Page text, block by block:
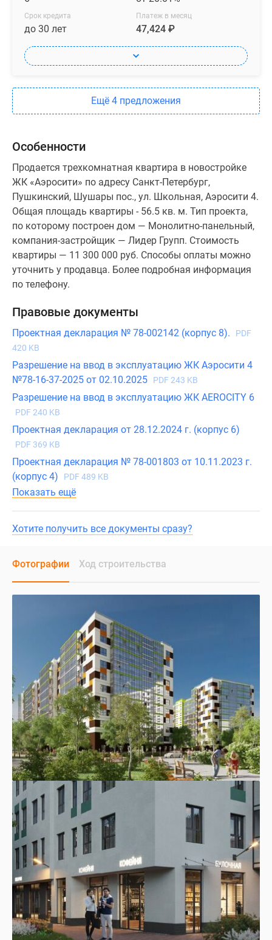
Срок кредита
до 30 лет
Платеж в месяц
47,424 ₽
Ещё 4 предложения
Особенности
Продается трехкомнатная квартира в новостройке
ЖК «Аэросити» по адресу Санкт-Петербург,
Пушкинский, Шушары пос., ул. Школьная, Аэросити 4.
Общая площадь квартиры - 56.5 кв. м. Тип проекта,
по которому построен дом — Монолитно-панельный,
компания-застройщик — Лидер Групп. Стоимость
квартиры — 11 300 000 руб. Способы оплаты можно
уточнить у продавца. Более подробная информация
по телефону.
Правовые документы
Проектная декларация № 78-002142 (корпус 8).
PDF
420 KB
Разрешение на ввод в эксплуатацию ЖК Аэросити 4
№78-16-37-2025 от 02.10.2025
PDF 243 KB
Разрешение на ввод в эксплуатацию ЖК AEROCITY 6
PDF 240 KB
Проектная декларация от 28.12.2024 г. (корпус 6)
PDF 369 KB
Проектная декларация № 78-001803 от 10.11.2023 г.
(корпус 4)
PDF 489 KB
Показать ещё
Хотите получить все документы сразу?
Фотографии Ход строительства